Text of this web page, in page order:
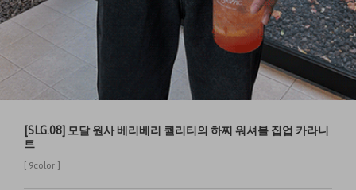
[SLG.08] 모달 원사 베리베리 퀄리티의 하찌 워셔블 집업 카라니
트
[ 9color ]